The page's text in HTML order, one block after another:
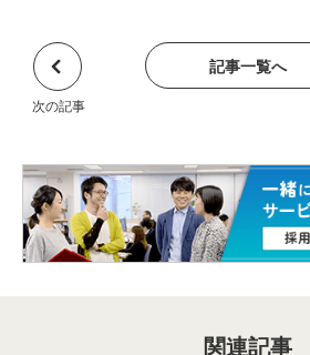
記事一覧へ
関連記事